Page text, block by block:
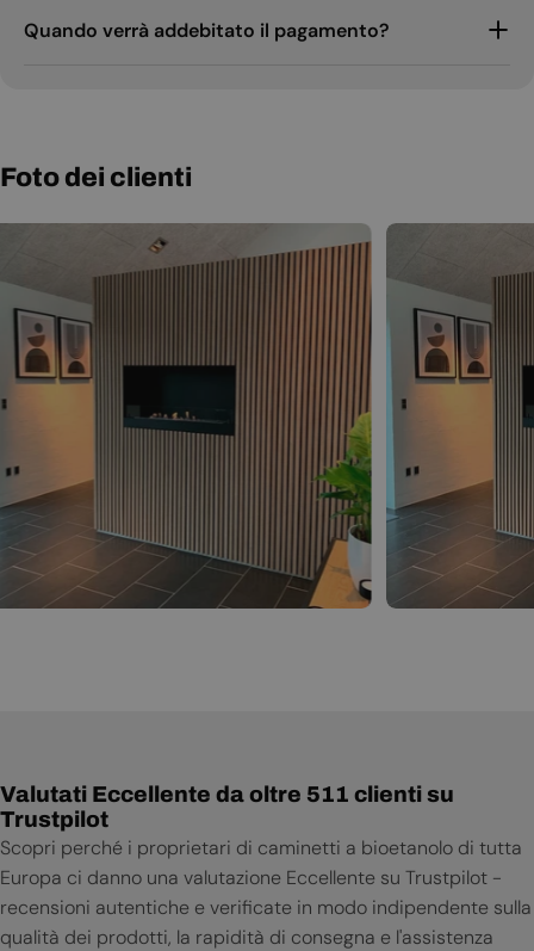
Quando verrà addebitato il pagamento?
Foto dei clienti
Valutati Eccellente da oltre 511 clienti su
Trustpilot
Scopri perché i proprietari di caminetti a bioetanolo di tutta
Europa ci danno una valutazione Eccellente su Trustpilot -
recensioni autentiche e verificate in modo indipendente sulla
qualità dei prodotti, la rapidità di consegna e l'assistenza